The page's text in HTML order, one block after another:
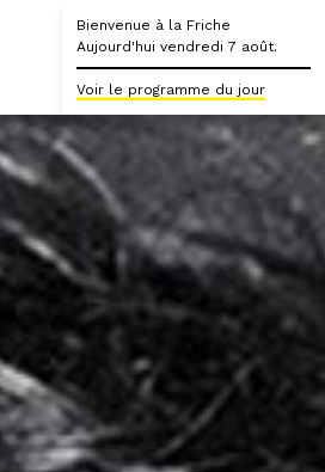
Bienvenue à la Friche
Aujourd'hui vendredi 7 août.
Voir le programme du jour